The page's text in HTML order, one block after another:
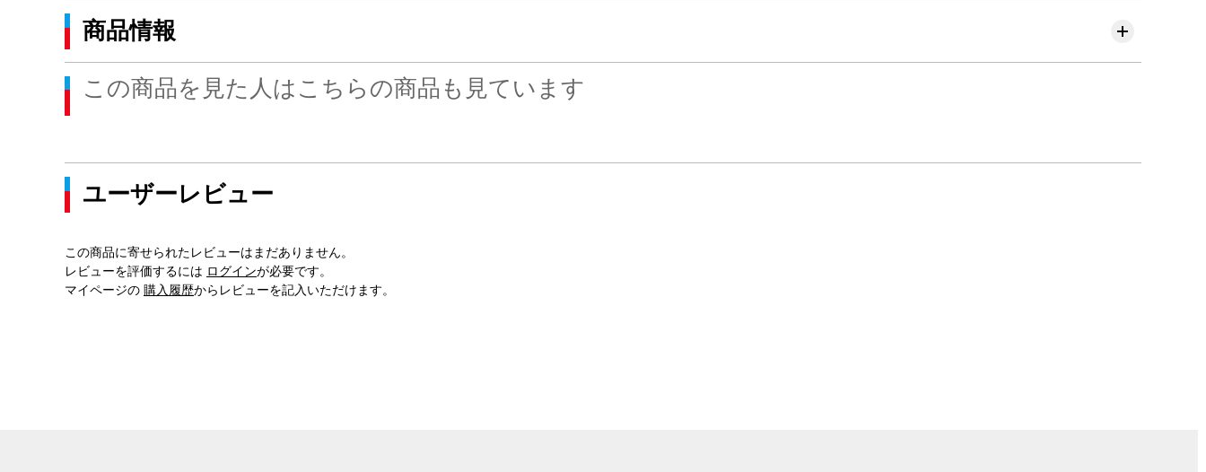
商品情報
この商品を見た人はこちらの商品も見ています
ユーザーレビュー
この商品に寄せられたレビューはまだありません。
レビューを評価するには ログインが必要です。
マイページの 購入履歴からレビューを記入いただけます。